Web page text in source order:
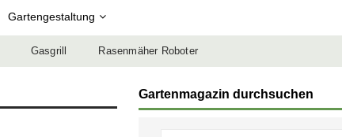
Gartengestaltung
Gasgrill Rasenmäher Roboter
Gartenmagazin durchsuchen